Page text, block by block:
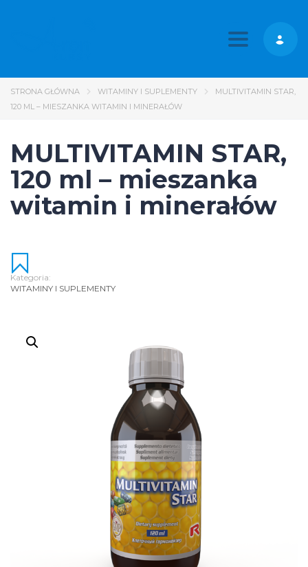
Toggle
STRONA GŁÓWNA WITAMINY I SUPLEMENTY
MULTIVITAMIN STAR,
120 ML – MIESZANKA WITAMIN I MINERAŁÓW
MULTIVITAMIN STAR,
120 ml – mieszanka
witamin i minerałów
Kategoria:
WITAMINY I SUPLEMENTY